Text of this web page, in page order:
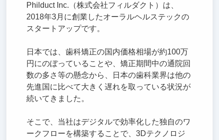
Philduct Inc.（株式会社フィルダクト）は、
2018年3月に創業したオーラルヘルステックの
スタートアップです。
日本では、歯科矯正の国内価格相場が約100万
円にのぼっていることや、矯正期間中の通院回
数の多さ等の懸念から、日本の歯科業界は他の
先進国に比べて大きく遅れを取っている状況が
続いてきました。
そこで、当社はデジタルで効率化した独自のワ
ークフローを構築することで、3Dテクノロジ